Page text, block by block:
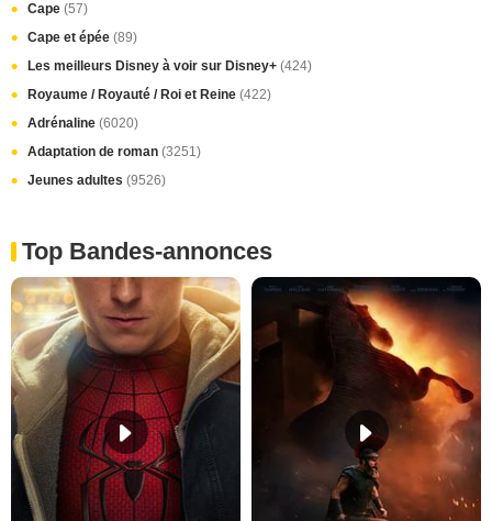
Cape (57)
Cape et épée (89)
Les meilleurs Disney à voir sur Disney+ (424)
Royaume / Royauté / Roi et Reine (422)
Adrénaline (6020)
Adaptation de roman (3251)
Jeunes adultes (9526)
Top Bandes-annonces